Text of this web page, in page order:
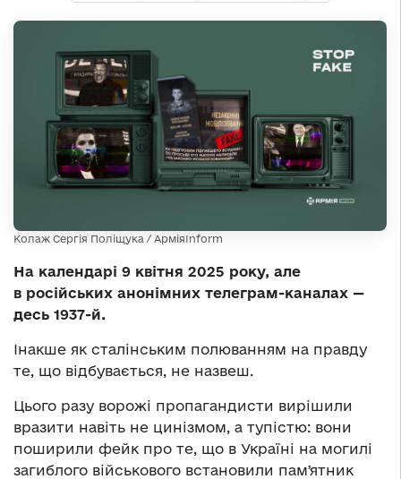
Колаж Сергія Поліщука / АрміяInform
На календарі 9 квітня 2025 року, але
в російських анонімних телеграм-каналах —
десь 1937-й.
Інакше як сталінським полюванням на правду
те, що відбувається, не назвеш.
Цього разу ворожі пропагандисти вирішили
вразити навіть не цинізмом, а тупістю: вони
поширили фейк про те, що в Україні на могилі
загиблого військового встановили памʼятник